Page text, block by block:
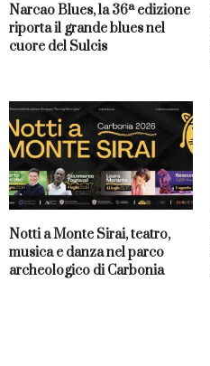
Narcao Blues, la 36ª edizione
riporta il grande blues nel
cuore del Sulcis
Notti a Monte Sirai, teatro,
musica e danza nel parco
archeologico di Carbonia